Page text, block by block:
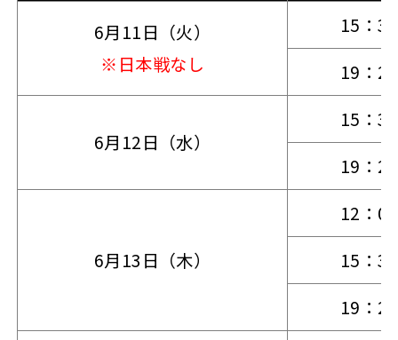
6月11日（火）
※日本戦なし
15：30
19：20
6月12日（水）
15：30
19：20
6月13日（木）
12：00
15：30
19：20